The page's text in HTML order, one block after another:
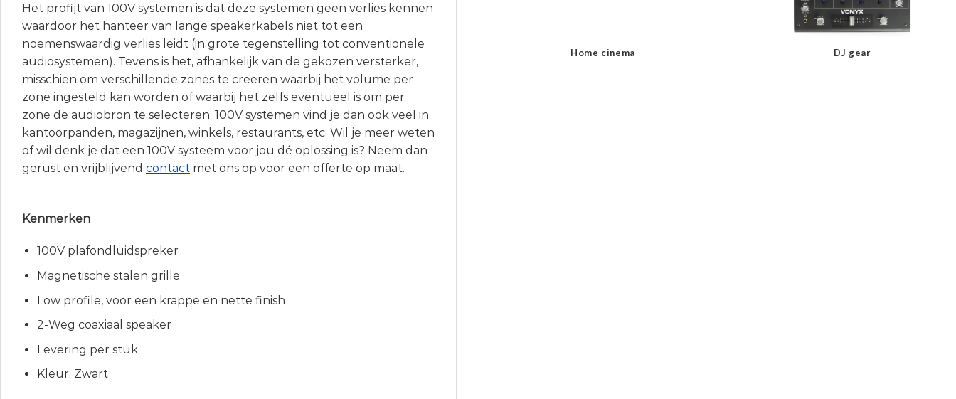
Het profijt van 100V systemen is dat deze systemen geen verlies kennen
waardoor het hanteer van lange speakerkabels niet tot een
noemenswaardig verlies leidt (in grote tegenstelling tot conventionele
audiosystemen). Tevens is het, afhankelijk van de gekozen versterker,
misschien om verschillende zones te creëren waarbij het volume per
zone ingesteld kan worden of waarbij het zelfs eventueel is om per
zone de audiobron te selecteren. 100V systemen vind je dan ook veel in
kantoorpanden, magazijnen, winkels, restaurants, etc. Wil je meer weten
of wil denk je dat een 100V systeem voor jou dé oplossing is? Neem dan
gerust en vrijblijvend contact met ons op voor een offerte op maat.
Kenmerken
100V plafondluidspreker
Magnetische stalen grille
Low profile, voor een krappe en nette finish
2-Weg coaxiaal speaker
Levering per stuk
Kleur: Zwart
Home cinema DJ gear